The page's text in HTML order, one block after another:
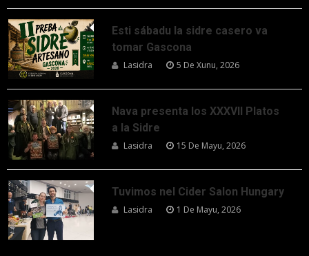
Esti sábadu la sidre casero va
tomar Gascona
Lasidra 5 De Xunu, 2026
Nava presenta los XXXVII Platos
a la Sidre
Lasidra 15 De Mayu, 2026
Tuvimos nel Cider Salon Hungary
Lasidra 1 De Mayu, 2026